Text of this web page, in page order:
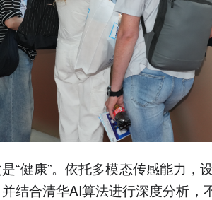
“健康”。依托多模态传感能力，
结合清华AI算法进行深度分析，